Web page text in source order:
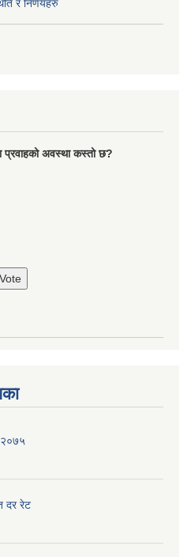
र निर्णयहरु
प्रवाहको अवस्था कस्तो छ?
२०७५
दर रेट